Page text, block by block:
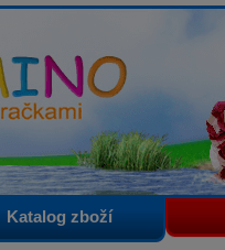
Katalog zboží